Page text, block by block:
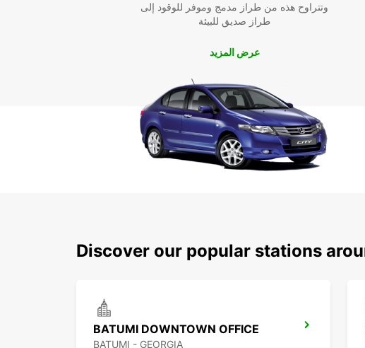
وتتراوح هذه من طراز مدمج وموفر للوقود إلى
طراز صديق للبيئة
عرض المزيد
Discover our popular stations
BATUMI DOWNTOWN OFFICE
BATUMI - GEORGIA